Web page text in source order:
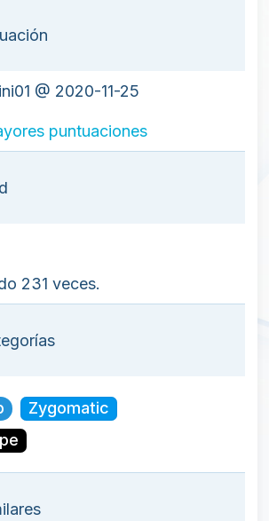
@ 2020-11-25
puntuaciones
231 veces.
Zygomatic